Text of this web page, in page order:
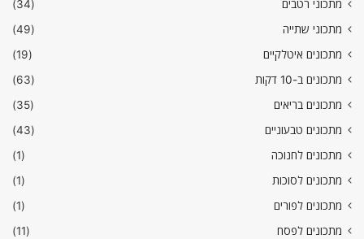
מתכוני רטבים
(34)
מתכוני שתייה
(49)
מתכונים איטלקיים
(19)
מתכונים ב-10 דקות
(63)
מתכונים בריאים
(35)
מתכונים טבעוניים
(43)
מתכונים לחנוכה
(1)
מתכונים לסוכות
(1)
מתכונים לפורים
(1)
מתכונים לפסח
(11)